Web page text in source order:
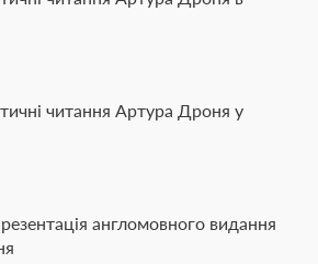
читання Артура Дроня у
англомовного видання